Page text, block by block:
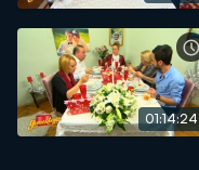
01:14:24